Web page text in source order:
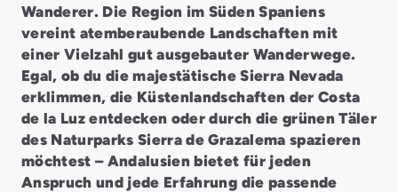
Wanderer. Die Region im Süden Spaniens
vereint atemberaubende Landschaften mit
einer Vielzahl gut ausgebauter Wanderwege.
Egal, ob du die majestätische Sierra Nevada
erklimmen, die Küstenlandschaften der Costa
de la Luz entdecken oder durch die grünen Täler
des Naturparks Sierra de Grazalema spazieren
möchtest – Andalusien bietet für jeden
Anspruch und jede Erfahrung die passende